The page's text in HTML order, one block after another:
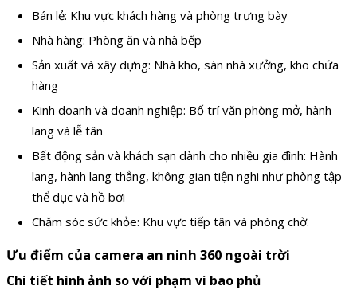
Bán lẻ: Khu vực khách hàng và phòng trưng bày
Nhà hàng: Phòng ăn và nhà bếp
Sản xuất và xây dựng: Nhà kho, sàn nhà xưởng, kho chứa
hàng
Kinh doanh và doanh nghiệp: Bố trí văn phòng mở, hành
lang và lễ tân
Bất động sản và khách sạn dành cho nhiều gia đình: Hành
lang, hành lang thẳng, không gian tiện nghi như phòng tập
thể dục và hồ bơi
Chăm sóc sức khỏe: Khu vực tiếp tân và phòng chờ.
Ưu điểm của camera an ninh 360 ngoài trời
Chi tiết hình ảnh so với phạm vi bao phủ